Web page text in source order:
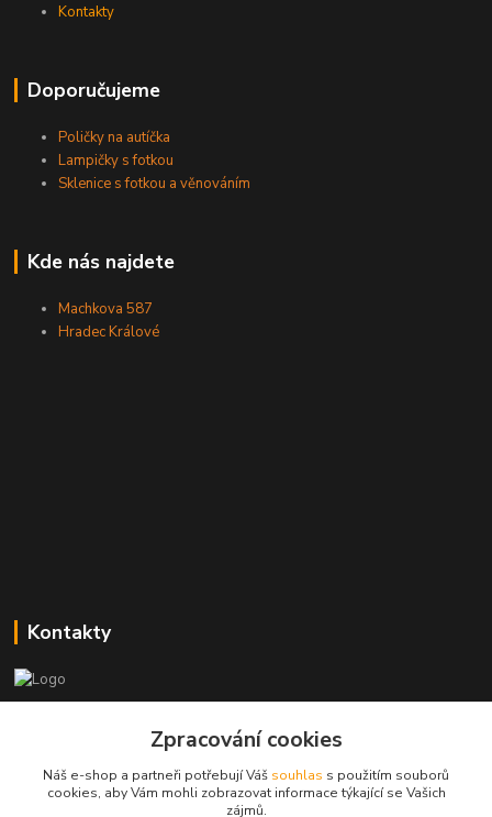
Kontakty
Doporučujeme
Poličky na autíčka
Lampičky s fotkou
Sklenice s fotkou a věnováním
Kde nás najdete
Machkova 587
Hradec Králové
Kontakty
+420773237626
popisekhk@gmail.com
Zpracování cookies
Náš e-shop a partneři potřebují Váš souhlas s použitím souborů
cookies, aby Vám mohli zobrazovat informace týkající se Vašich
zájmů.